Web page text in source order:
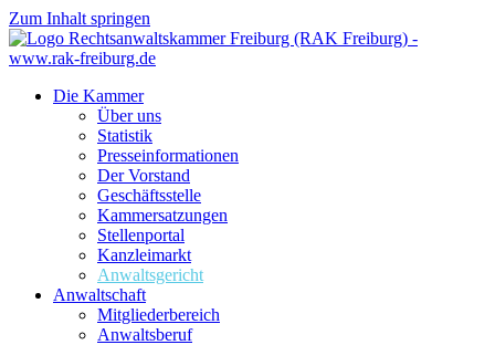
Zum Inhalt springen
Die Kammer
Über uns
Statistik
Presseinformationen
Der Vorstand
Geschäftsstelle
Kammersatzungen
Stellenportal
Kanzleimarkt
Anwaltsgericht
Anwaltschaft
Mitgliederbereich
Anwaltsberuf